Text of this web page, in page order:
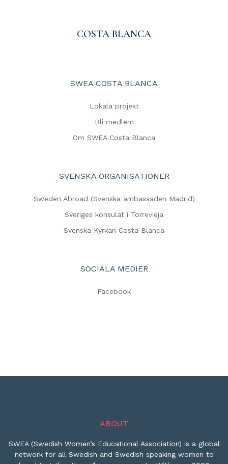
COSTA BLANCA
SWEA COSTA BLANCA
Lokala projekt
Bli medlem
Om SWEA Costa Blanca
SVENSKA ORGANISATIONER
Sweden Abroad (Svenska ambassaden Madrid)
Sveriges konsulat i Torrevieja
Svenska Kyrkan Costa Blanca
SOCIALA MEDIER
Facebook
ABOUT
SWEA (Swedish Women’s Educational Association) is a global
network for all Swedish and Swedish speaking women to